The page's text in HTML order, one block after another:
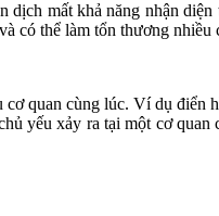
mất khả năng nhận
có thể làm tổn thương nhiều
quan cùng lúc. Ví dụ điển
yếu xảy ra tại một cơ